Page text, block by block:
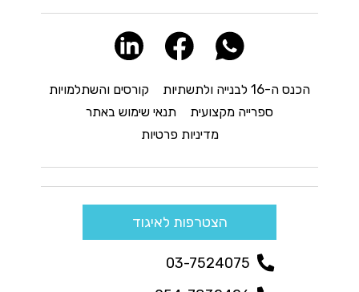
הכנס ה-16 לבנייה ולתשתיות
קורסים והשתלמויות
ספרייה מקצועית
תנאי שימוש באתר
מדיניות פרטיות
הצטרפות לאיגוד
03-7524075